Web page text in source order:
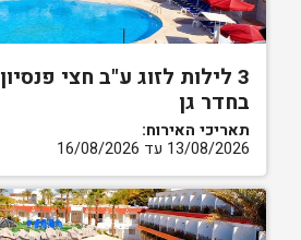
3 לילות לזוג ע"ב חצי פנסיון
בחדר גן
תאריכי האירוח:
13/08/2026 עד 16/08/2026